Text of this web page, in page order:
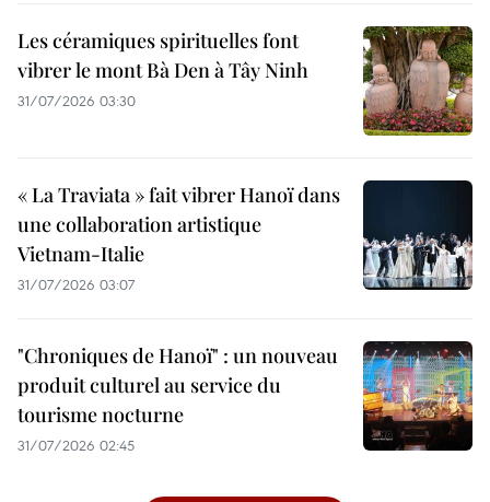
Les céramiques spirituelles font
vibrer le mont Bà Den à Tây Ninh
31/07/2026 03:30
« La Traviata » fait vibrer Hanoï dans
une collaboration artistique
Vietnam-Italie
31/07/2026 03:07
"Chroniques de Hanoï" : un nouveau
produit culturel au service du
tourisme nocturne
31/07/2026 02:45